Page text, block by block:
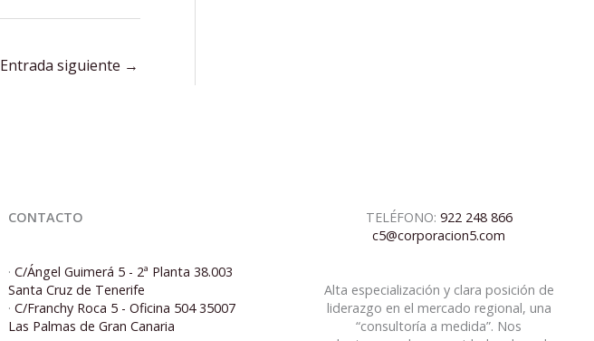
Entrada siguiente →
CONTACTO
· C/Ángel Guimerá 5 - 2ª Planta 38.003
Santa Cruz de Tenerife
· C/Franchy Roca 5 - Oficina 504 35007
Las Palmas de Gran Canaria
TELÉFONO: 922 248 866
c5@corporacion5.com
Alta especialización y clara posición de
liderazgo en el mercado regional, una
“consultoría a medida”. Nos